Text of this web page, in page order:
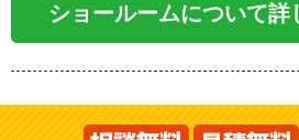
ショールームについて詳